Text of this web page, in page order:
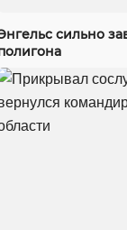
сильно